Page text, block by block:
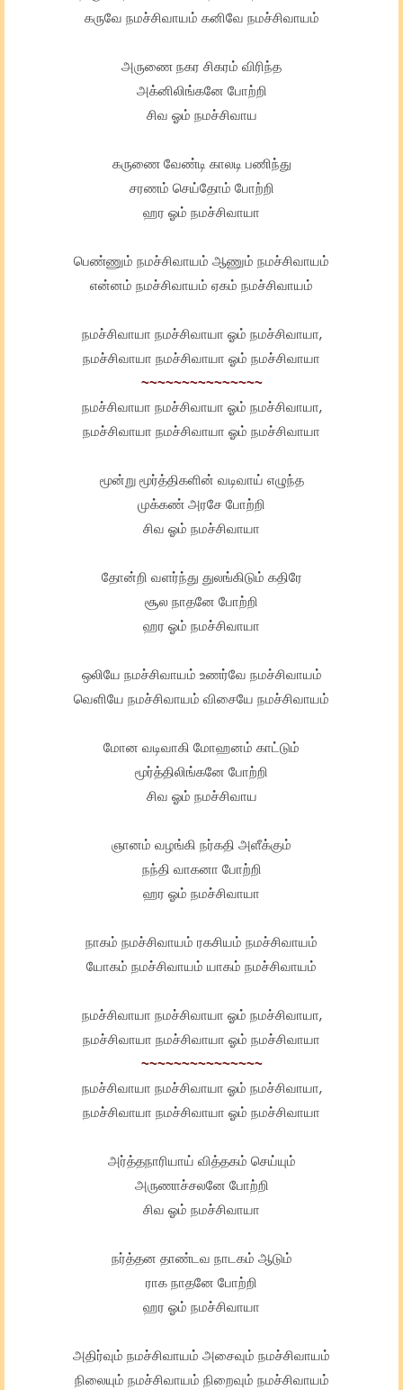
கருவே நமச்சிவாயம் கனிவே நமச்சிவாயம்
அருணை நகர சிகரம் விரிந்த
அக்னிலிங்கனே போற்றி
சிவ ஓம் நமச்சிவாய
கருணை வேண்டி காலடி பணிந்து
சரணம் செய்தோம் போற்றி
ஹர ஓம் நமச்சிவாயா
பெண்ணும் நமச்சிவாயம் ஆணும் நமச்சிவாயம்
என்னம் நமச்சிவாயம் ஏகம் நமச்சிவாயம்
நமச்சிவாயா நமச்சிவாயா ஓம் நமச்சிவாயா,
நமச்சிவாயா நமச்சிவாயா ஓம் நமச்சிவாயா
~~~~~~~~~~~~~~~
நமச்சிவாயா நமச்சிவாயா ஓம் நமச்சிவாயா,
நமச்சிவாயா நமச்சிவாயா ஓம் நமச்சிவாயா
மூன்று மூர்த்திகளின் வடிவாய் எழுந்த
முக்கண் அரசே போற்றி
சிவ ஓம் நமச்சிவாயா
தோன்றி வளர்ந்து துலங்கிடும் கதிரே
சூல நாதனே போற்றி
ஹர ஓம் நமச்சிவாயா
ஒலியே நமச்சிவாயம் உணர்வே நமச்சிவாயம்
வெளியே நமச்சிவாயம் விசையே நமச்சிவாயம்
மோன வடிவாகி மோஹனம் காட்டும்
மூர்த்திலிங்கனே போற்றி
சிவ ஓம் நமச்சிவாய
ஞானம் வழங்கி நர்கதி அளீக்கும்
நந்தி வாகனா போற்றி
ஹர ஓம் நமச்சிவாயா
நாகம் நமச்சிவாயம் ரகசியம் நமச்சிவாயம்
யோகம் நமச்சிவாயம் யாகம் நமச்சிவாயம்
நமச்சிவாயா நமச்சிவாயா ஓம் நமச்சிவாயா,
நமச்சிவாயா நமச்சிவாயா ஓம் நமச்சிவாயா
~~~~~~~~~~~~~~~
நமச்சிவாயா நமச்சிவாயா ஓம் நமச்சிவாயா,
நமச்சிவாயா நமச்சிவாயா ஓம் நமச்சிவாயா
அர்த்தநாரியாய் வித்தகம் செய்யும்
அருணாச்சலனே போற்றி
சிவ ஓம் நமச்சிவாயா
நர்த்தன தாண்டவ நாடகம் ஆடும்
ராக நாதனே போற்றி
ஹர ஓம் நமச்சிவாயா
அதிர்வும் நமச்சிவாயம் அசைவும் நமச்சிவாயம்
நிலையும் நமச்சிவாயம் நிறைவும் நமச்சிவாயம்